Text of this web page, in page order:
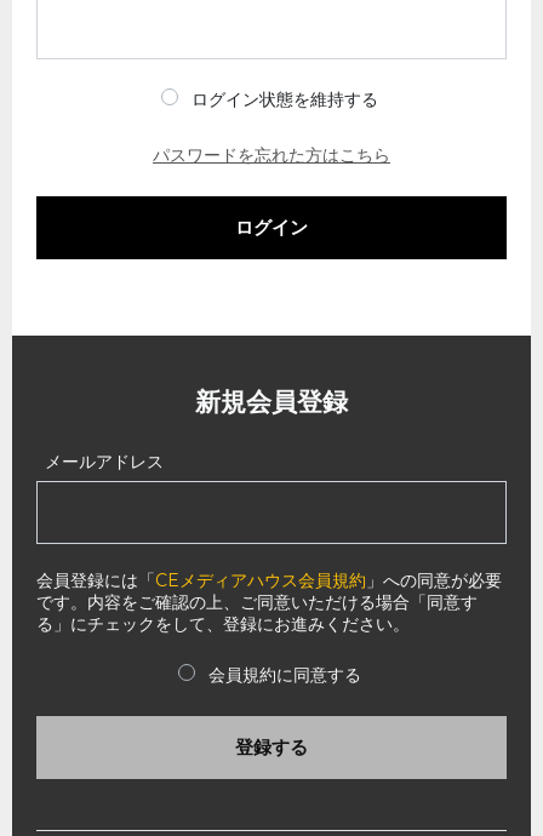
ログイン状態を維持する
パスワードを忘れた方はこちら
ログイン
新規会員登録
メールアドレス
会員登録には「CEメディアハウス会員規約 」への同意が必要
です。内容をご確認の上、ご同意いただける場合「同意す
る」にチェックをして、登録にお進みください。
会員規約に同意する
登録する